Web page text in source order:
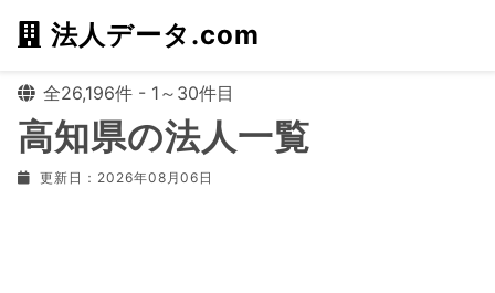
法人データ.com
全26,196件 - 1～30件目
高知県の法人一覧
更新日：2026年08月06日